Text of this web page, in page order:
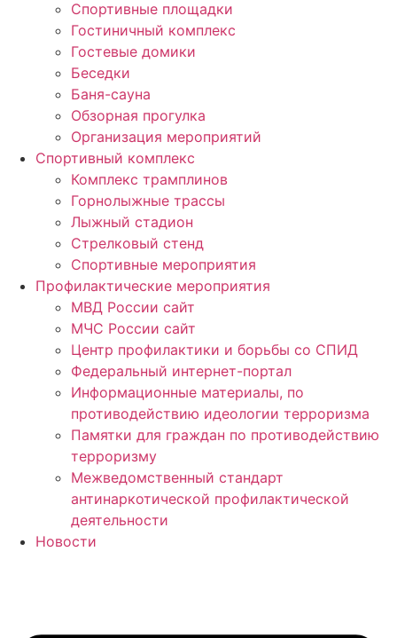
Спортивные площадки
Гостиничный комплекс
Гостевые домики
Беседки
Баня-сауна
Обзорная прогулка
Организация мероприятий
Спортивный комплекс
Комплекс трамплинов
Горнолыжные трассы
Лыжный стадион
Стрелковый стенд
Спортивные мероприятия
Профилактические мероприятия
МВД России сайт
МЧС России сайт
Центр профилактики и борьбы со СПИД
Федеральный интернет-портал
Информационные материалы, по
противодействию идеологии терроризма
Памятки для граждан по противодействию
терроризму
Межведомственный стандарт
антинаркотической профилактической
деятельности
Новости